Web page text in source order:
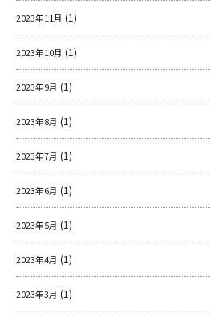
2023年11月 (1)
2023年10月 (1)
2023年9月 (1)
2023年8月 (1)
2023年7月 (1)
2023年6月 (1)
2023年5月 (1)
2023年4月 (1)
2023年3月 (1)